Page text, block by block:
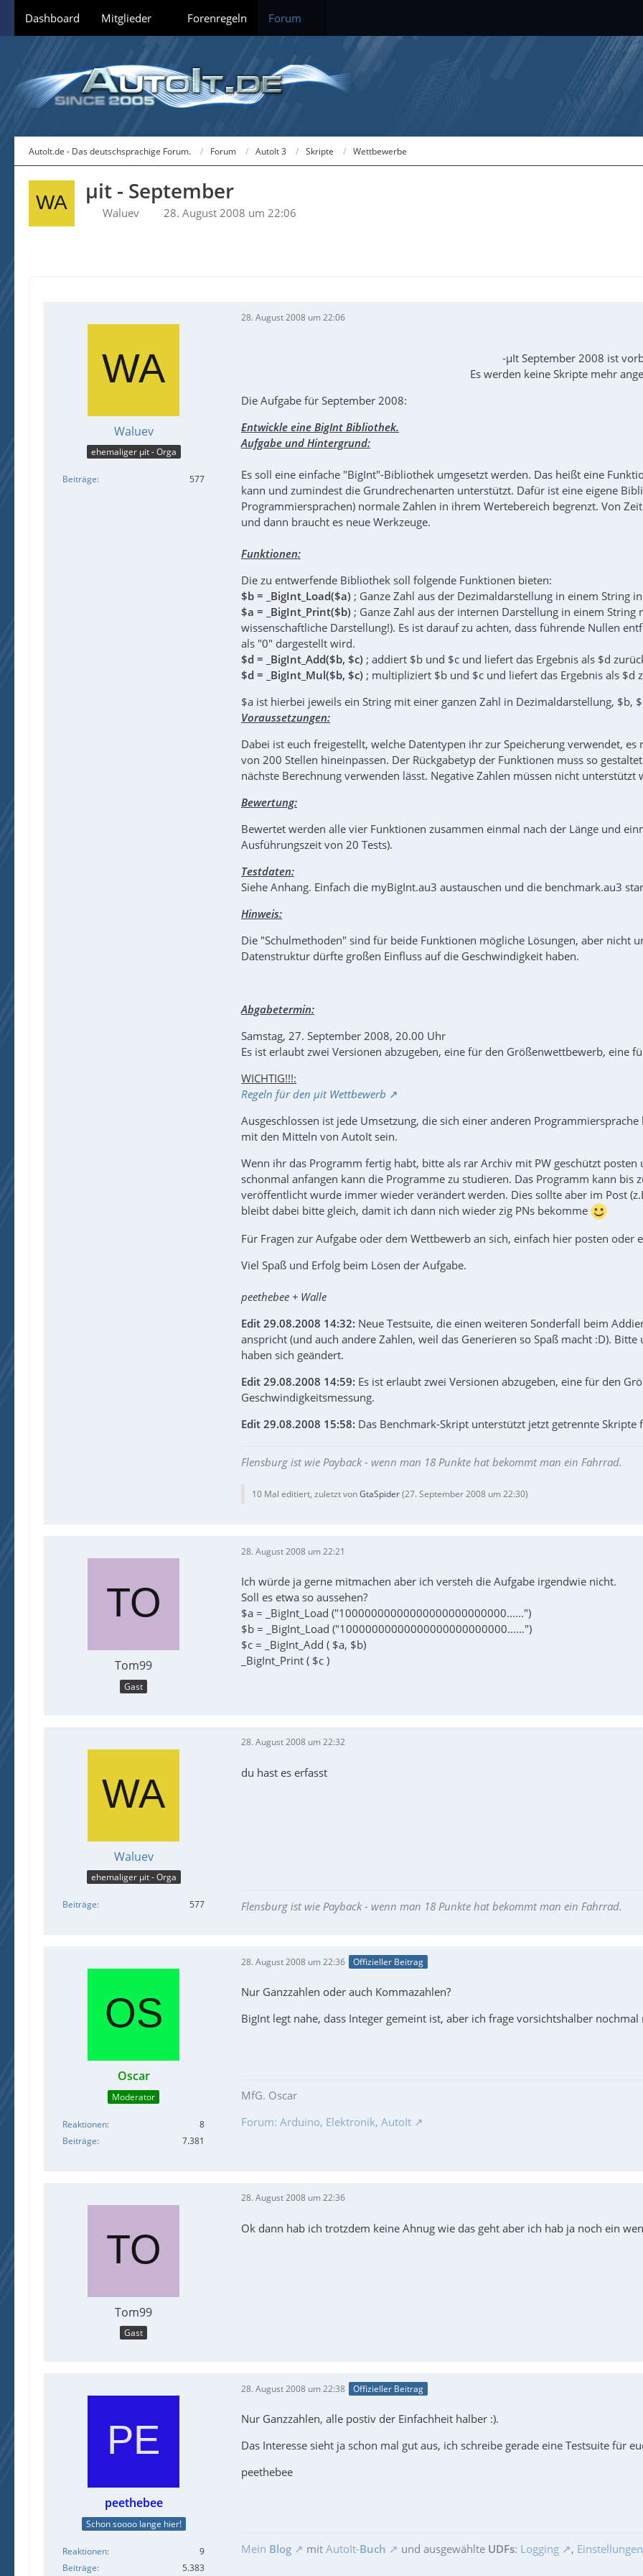
Dashboard Mitglieder Forenregeln Forum
AutoIt.de - Das deutschsprachige Forum. Forum AutoIt 3 Skripte Wettbewerbe
µit - September
Waluev 28. August 2008 um 22:06
Waluev
ehemaliger µit - Orga
Beiträge 577
28. August 2008 um 22:06
-µIt September 2008 ist
Es werden keine Skripte mehr
Die Aufgabe für September 2008:
Entwickle eine BigInt Bibliothek.
Aufgabe und Hintergrund:
Es soll eine einfache "BigInt"-Bibliothek umgesetzt werden. Das heißt eine
kann und zumindest die Grundrechenarten unterstützt. Dafür ist eine eigene
Programmiersprachen) normale Zahlen in ihrem Wertebereich begrenzt. Von
und dann braucht es neue Werkzeuge.
Funktionen:
Die zu entwerfende Bibliothek soll folgende Funktionen bieten:
$b = _BigInt_Load($a) ; Ganze Zahl aus der Dezimaldarstellung in einem String
$a = _BigInt_Print($b) ; Ganze Zahl aus der internen Darstellung in einem
wissenschaftliche Darstellung!). Es ist darauf zu achten, dass führende Nullen
als "0" dargestellt wird.
$d = _BigInt_Add($b, $c) ; addiert $b und $c und liefert das Ergebnis als $d
$d = _BigInt_Mul($b, $c) ; multipliziert $b und $c und liefert das Ergebnis als $d
$a ist hierbei jeweils ein String mit einer ganzen Zahl in Dezimaldarstellung, $b,
Voraussetzungen:
Dabei ist euch freigestellt, welche Datentypen ihr zur Speicherung verwendet,
von 200 Stellen hineinpassen. Der Rückgabetyp der Funktionen muss so
nächste Berechnung verwenden lässt. Negative Zahlen müssen nicht unterstützt
Bewertung:
Bewertet werden alle vier Funktionen zusammen einmal nach der Länge und
Ausführungszeit von 20 Tests).
Testdaten:
Siehe Anhang. Einfach die myBigInt.au3 austauschen und die benchmark.au3
Hinweis:
Die "Schulmethoden" sind für beide Funktionen mögliche Lösungen, aber nicht
Datenstruktur dürfte großen Einfluss auf die Geschwindigkeit haben.
Abgabetermin:
Samstag, 27. September 2008, 20.00 Uhr
Es ist erlaubt zwei Versionen abzugeben, eine für den Größenwettbewerb, eine
WICHTIG!!!:
Regeln für den µit Wettbewerb
Ausgeschlossen ist jede Umsetzung, die sich einer anderen
mit den Mitteln von AutoIt sein.
Wenn ihr das Programm fertig habt, bitte als rar Archiv mit PW geschützt
schonmal anfangen kann die Programme zu studieren. Das Programm kann bis
veröffentlicht wurde immer wieder verändert werden. Dies sollte aber im Post
bleibt dabei bitte gleich, damit ich dann nich wieder zig PNs bekomme
Für Fragen zur Aufgabe oder dem Wettbewerb an sich, einfach hier posten oder
Viel Spaß und Erfolg beim Lösen der Aufgabe.
peethebee + Walle
Edit 29.08.2008 14:32: Neue Testsuite, die einen weiteren Sonderfall beim
anspricht (und auch andere Zahlen, weil das Generieren so Spaß macht :D).
haben sich geändert.
Edit 29.08.2008 14:59: Es ist erlaubt zwei Versionen abzugeben, eine für den
Geschwindigkeitsmessung.
Edit 29.08.2008 15:58: Das Benchmark-Skript unterstützt jetzt getrennte Skripte
Flensburg ist wie Payback - wenn man 18 Punkte hat bekommt man ein Fahrrad.
10 Mal editiert, zuletzt vonGtaSpider(27. September 2008 um 22:30)
Tom99
Gast
28. August 2008 um 22:21
Ich würde ja gerne mitmachen aber ich versteh die Aufgabe irgendwie nicht.
Soll es etwa so aussehen?
$a = _BigInt_Load ("10000000000000000000000000......")
$b = _BigInt_Load ("10000000000000000000000000......")
$c = _BigInt_Add ( $a, $b)
_BigInt_Print ( $c )
Waluev
ehemaliger µit - Orga
Beiträge 577
28. August 2008 um 22:32
du hast es erfasst
Flensburg ist wie Payback - wenn man 18 Punkte hat bekommt man ein Fahrrad.
Oscar
Moderator
Reaktionen
8
Beiträge
7.381
28. August 2008 um 22:36 Offizieller Beitrag
Nur Ganzzahlen oder auch Kommazahlen?
BigInt legt nahe, dass Integer gemeint ist, aber ich frage vorsichtshalber
MfG. Oscar
Forum: Arduino, Elektronik, AutoIt
Tom99
Gast
28. August 2008 um 22:36
Ok dann hab ich trotzdem keine Ahnug wie das geht aber ich hab ja noch ein
peethebee
Schon soooo lange hier!
Reaktionen
9
Beiträge
5.383
28. August 2008 um 22:38 Offizieller Beitrag
Nur Ganzzahlen, alle postiv der Einfachheit halber :).
Das Interesse sieht ja schon mal gut aus, ich schreibe gerade eine Testsuite für
peethebee
Mein Blog mit AutoIt-Buch und ausgewählte UDFs: Logging ,